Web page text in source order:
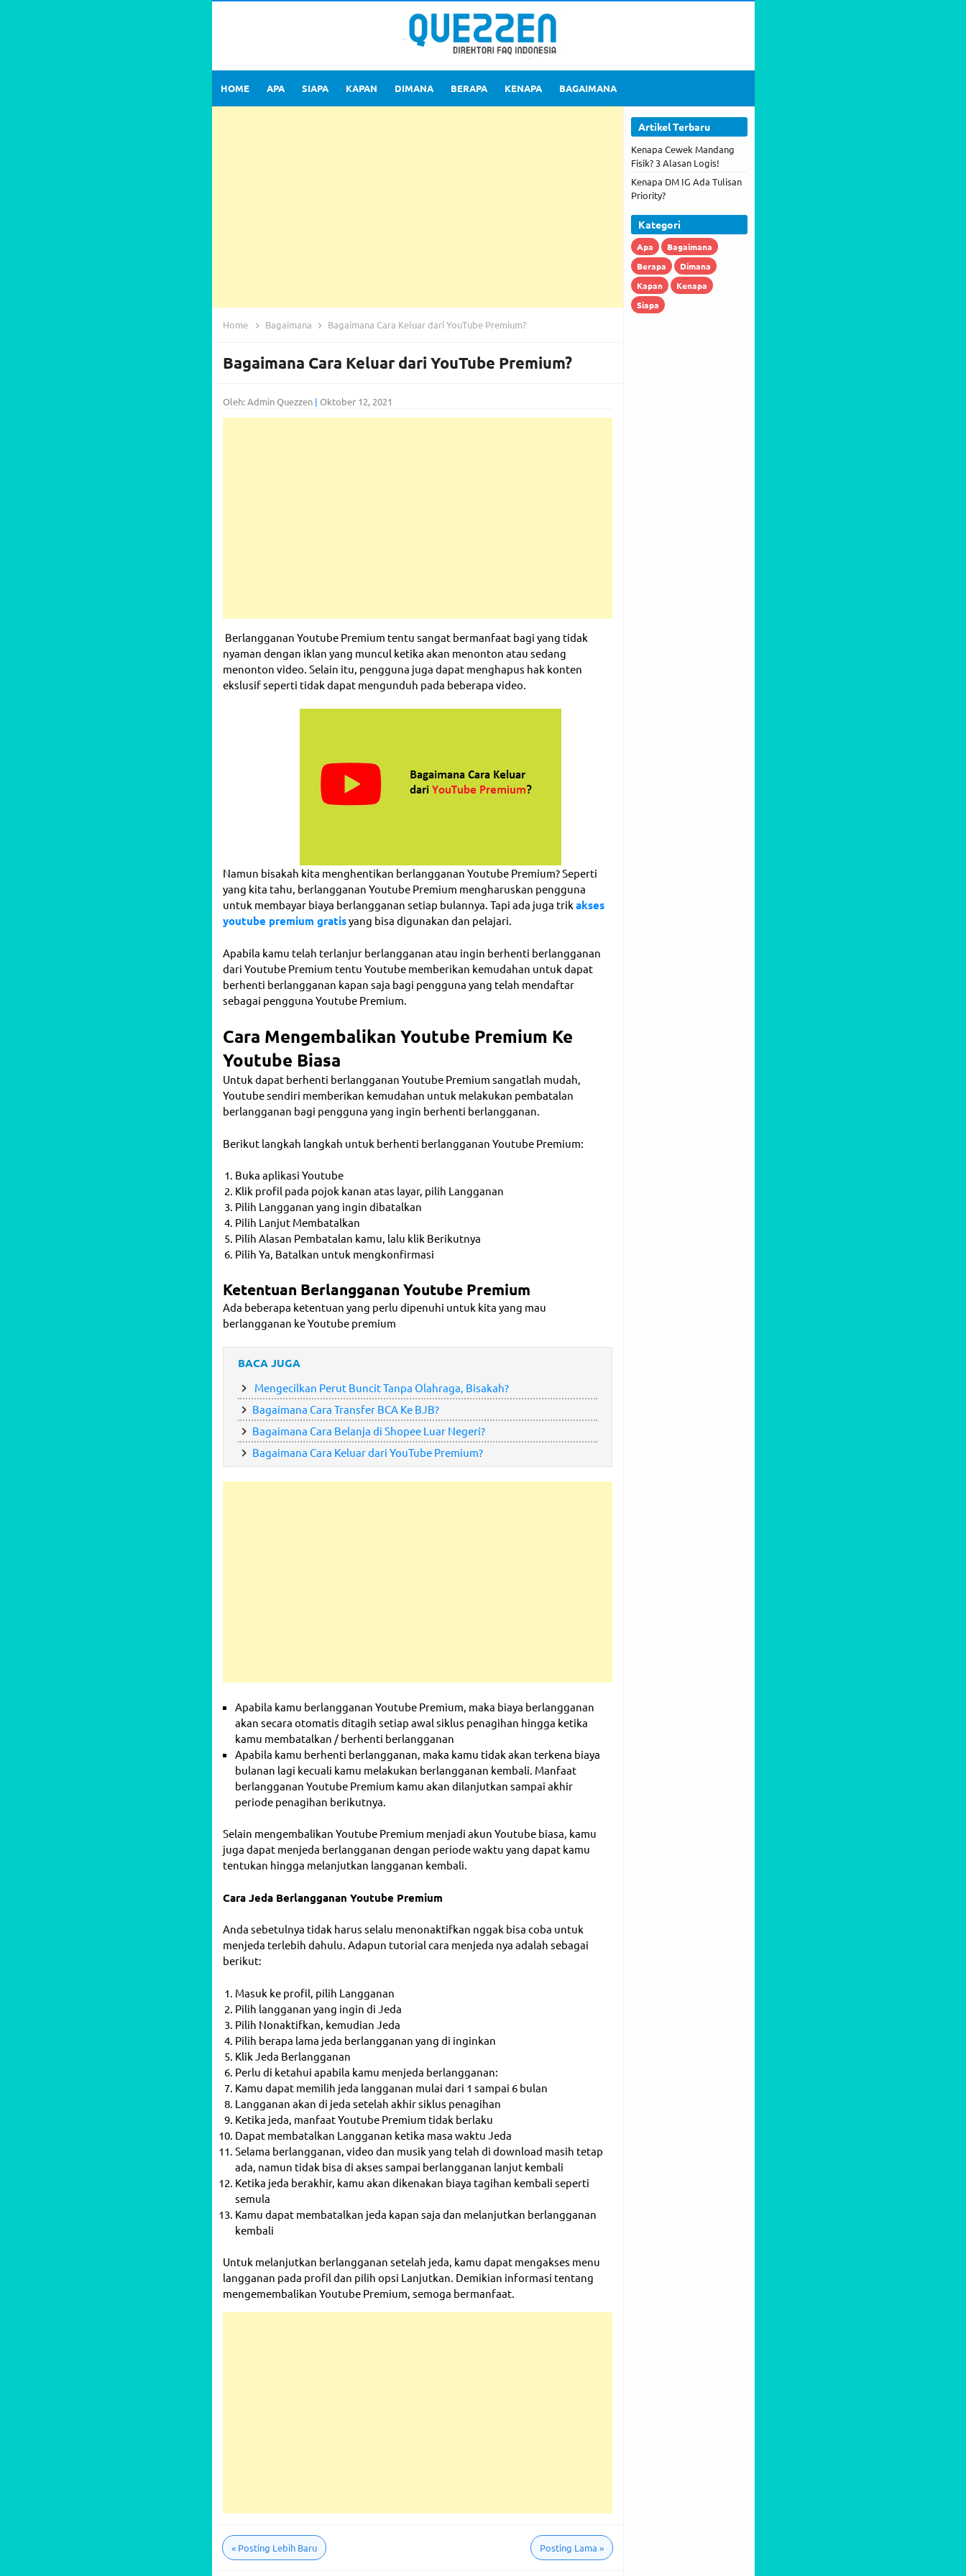
HOME APA SIAPA KAPAN DIMANA BERAPA KENAPA BAGAIMANA
Home Bagaimana Bagaimana Cara Keluar dari YouTube Premium?
Bagaimana Cara Keluar dari YouTube Premium?
Oleh: Admin Quezzen| Oktober 12, 2021
Berlangganan Youtube Premium tentu sangat bermanfaat bagi yang tidak
nyaman dengan iklan yang muncul ketika akan menonton atau sedang
menonton video. Selain itu, pengguna juga dapat menghapus hak konten
ekslusif seperti tidak dapat mengunduh pada beberapa video.
Namun bisakah kita menghentikan berlangganan Youtube Premium? Seperti
yang kita tahu, berlangganan Youtube Premium mengharuskan pengguna
untuk membayar biaya berlangganan setiap bulannya. Tapi ada juga trik akses
youtube premium gratisyang bisa digunakan dan pelajari.
Apabila kamu telah terlanjur berlangganan atau ingin berhenti berlangganan
dari Youtube Premium tentu Youtube memberikan kemudahan untuk dapat
berhenti berlangganan kapan saja bagi pengguna yang telah mendaftar
sebagai pengguna Youtube Premium.
Cara Mengembalikan Youtube Premium Ke
Youtube Biasa
Untuk dapat berhenti berlangganan Youtube Premium sangatlah mudah,
Youtube sendiri memberikan kemudahan untuk melakukan pembatalan
berlangganan bagi pengguna yang ingin berhenti berlangganan.
Berikut langkah langkah untuk berhenti berlangganan Youtube Premium:
Buka aplikasi Youtube
Klik profil pada pojok kanan atas layar, pilih Langganan
Pilih Langganan yang ingin dibatalkan
Pilih Lanjut Membatalkan
Pilih Alasan Pembatalan kamu, lalu klik Berikutnya
Pilih Ya, Batalkan untuk mengkonfirmasi
Ketentuan Berlangganan Youtube Premium
Ada beberapa ketentuan yang perlu dipenuhi untuk kita yang mau
berlangganan ke Youtube premium
BACA JUGA
Mengecilkan Perut Buncit Tanpa Olahraga, Bisakah?
Bagaimana Cara Transfer BCA Ke BJB?
Bagaimana Cara Belanja di Shopee Luar Negeri?
Bagaimana Cara Keluar dari YouTube Premium?
Apabila kamu berlangganan Youtube Premium, maka biaya berlangganan
akan secara otomatis ditagih setiap awal siklus penagihan hingga ketika
kamu membatalkan / berhenti berlangganan
Apabila kamu berhenti berlangganan, maka kamu tidak akan terkena biaya
bulanan lagi kecuali kamu melakukan berlangganan kembali. Manfaat
berlangganan Youtube Premium kamu akan dilanjutkan sampai akhir
periode penagihan berikutnya.
Selain mengembalikan Youtube Premium menjadi akun Youtube biasa, kamu
juga dapat menjeda berlangganan dengan periode waktu yang dapat kamu
tentukan hingga melanjutkan langganan kembali.
Cara Jeda Berlangganan Youtube Premium
Anda sebetulnya tidak harus selalu menonaktifkan nggak bisa coba untuk
menjeda terlebih dahulu. Adapun tutorial cara menjeda nya adalah sebagai
berikut:
Masuk ke profil, pilih Langganan
Pilih langganan yang ingin di Jeda
Pilih Nonaktifkan, kemudian Jeda
Pilih berapa lama jeda berlangganan yang di inginkan
Klik Jeda Berlangganan
Perlu di ketahui apabila kamu menjeda berlangganan:
Kamu dapat memilih jeda langganan mulai dari 1 sampai 6 bulan
Langganan akan di jeda setelah akhir siklus penagihan
Ketika jeda, manfaat Youtube Premium tidak berlaku
Dapat membatalkan Langganan ketika masa waktu Jeda
Selama berlangganan, video dan musik yang telah di download masih tetap
ada, namun tidak bisa di akses sampai berlangganan lanjut kembali
Ketika jeda berakhir, kamu akan dikenakan biaya tagihan kembali seperti
semula
Kamu dapat membatalkan jeda kapan saja dan melanjutkan berlangganan
kembali
Untuk melanjutkan berlangganan setelah jeda, kamu dapat mengakses menu
langganan pada profil dan pilih opsi Lanjutkan. Demikian informasi tentang
mengemembalikan Youtube Premium, semoga bermanfaat.
«Posting Lebih Baru Posting Lama»
Artikel Terbaru
Kenapa Cewek Mandang
Fisik? 3 Alasan Logis!
Kenapa DM IG Ada Tulisan
Priority?
Kategori
Apa
Bagaimana
Berapa
Dimana
Kapan
Kenapa
Siapa